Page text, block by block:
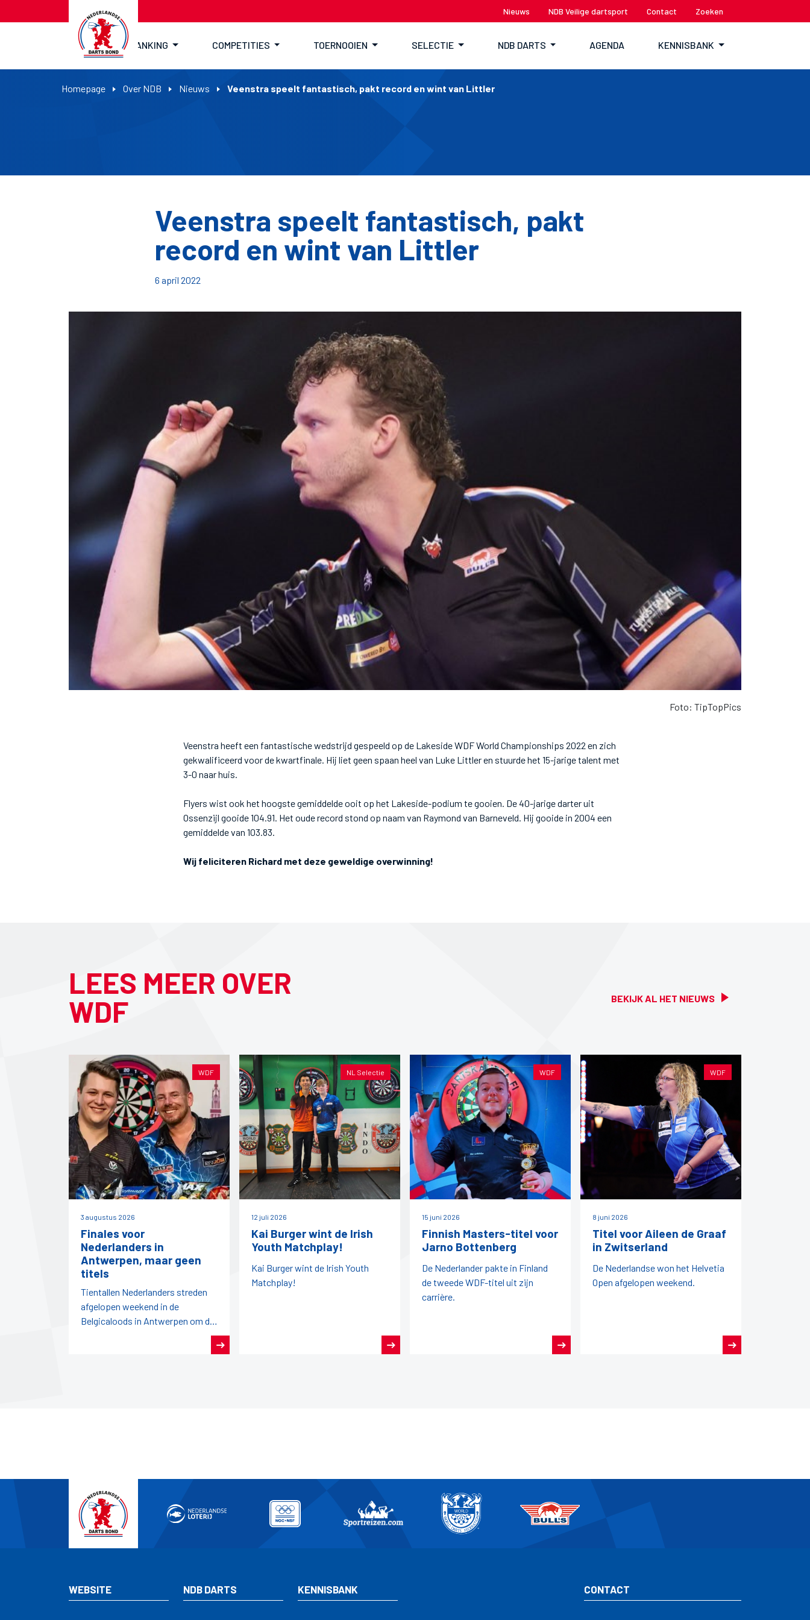
Nieuws NDB Veilige dartsport Contact Zoeken
RANKING COMPETITIES TOERNOOIEN SELECTIE NDB DARTS AGENDA KENNISBANK
Homepage Over NDB Nieuws Veenstra speelt fantastisch, pakt record en wint van Littler
Veenstra speelt fantastisch, pakt
record en wint van Littler
6 april 2022
Foto: TipTopPics
Veenstra heeft een fantastische wedstrijd gespeeld op de Lakeside WDF World Championships 2022 en zich
gekwalificeerd voor de kwartfinale. Hij liet geen spaan heel van Luke Littler en stuurde het 15-jarige talent met
3-0 naar huis.
Flyers wist ook het hoogste gemiddelde ooit op het Lakeside-podium te gooien. De 40-jarige darter uit
Ossenzijl gooide 104.91. Het oude record stond op naam van Raymond van Barneveld. Hij gooide in 2004 een
gemiddelde van 103.83.
Wij feliciteren Richard met deze geweldige overwinning!
LEES MEER OVER
WDF
BEKIJK AL HET NIEUWS
WDF
3 augustus 2026
Finales voor
Nederlanders in
Antwerpen, maar geen
titels
Tientallen Nederlanders streden
afgelopen weekend in de
Belgicaloods in Antwerpen om de
titels tijdens het Open Antwerpen
NL Selectie
12 juli 2026
Kai Burger wint de Irish
Youth Matchplay!
Kai Burger wint de Irish Youth
Matchplay!
WDF
15 juni 2026
Finnish Masters-titel voor
Jarno Bottenberg
De Nederlander pakte in Finland
de tweede WDF-titel uit zijn
carrière.
WDF
8 juni 2026
Titel voor Aileen de Graaf
in Zwitserland
De Nederlandse won het Helvetia
Open afgelopen weekend.
WEBSITE NDB DARTS KENNISBANK CONTACT